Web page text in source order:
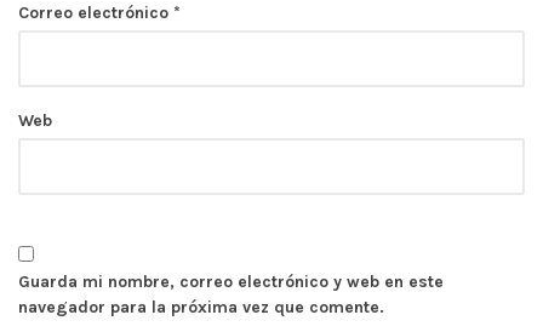
Correo electrónico *
Web
Guarda mi nombre, correo electrónico y web en este
navegador para la próxima vez que comente.